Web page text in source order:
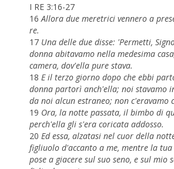
I RE 3:16-27
16 Allora due meretrici vennero a
re.
17 Una delle due disse: 'Permetti,
donna abitavamo nella medesima
camera, dov'ella pure stava.
18 E il terzo giorno dopo che ebbi
donna partorì anch'ella; noi stavamo
da noi alcun estraneo; non c'eravamo
19 Ora, la notte passata, il bimbo di
perch'ella gli s'era coricata addosso.
20 Ed essa, alzatasi nel cuor della
figliuolo d'accanto a me, mentre la
pose a giacere sul suo seno, e sul mio